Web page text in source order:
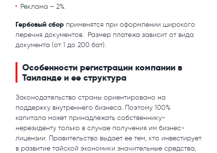
Реклама – 2%.
Гербовый сбор применятся при оформлении широкого
перечня документов. Размер платежа зависит от вида
документа (от 1 до 200 бат).
Особенности регистрации компании в
Таиланде и ее структура
Законодательство страны ориентировано на
поддержку внутреннего бизнеса. Поэтому 100%
капитала может принадлежать собственнику-
нерезиденту только в случае получения им бизнес-
лицензии. Правительство выдает ее тем, кто инвестирует
в развитие тайской экономики значительные средства,